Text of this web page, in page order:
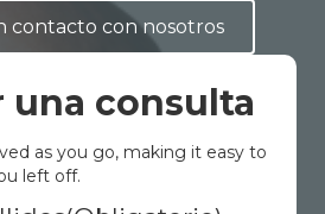
contacto con nosotros
una consulta
as you go, making it easy to
left off.